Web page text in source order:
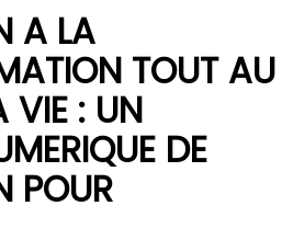
A LA
TOUT AU
VIE : UN
DE
POUR